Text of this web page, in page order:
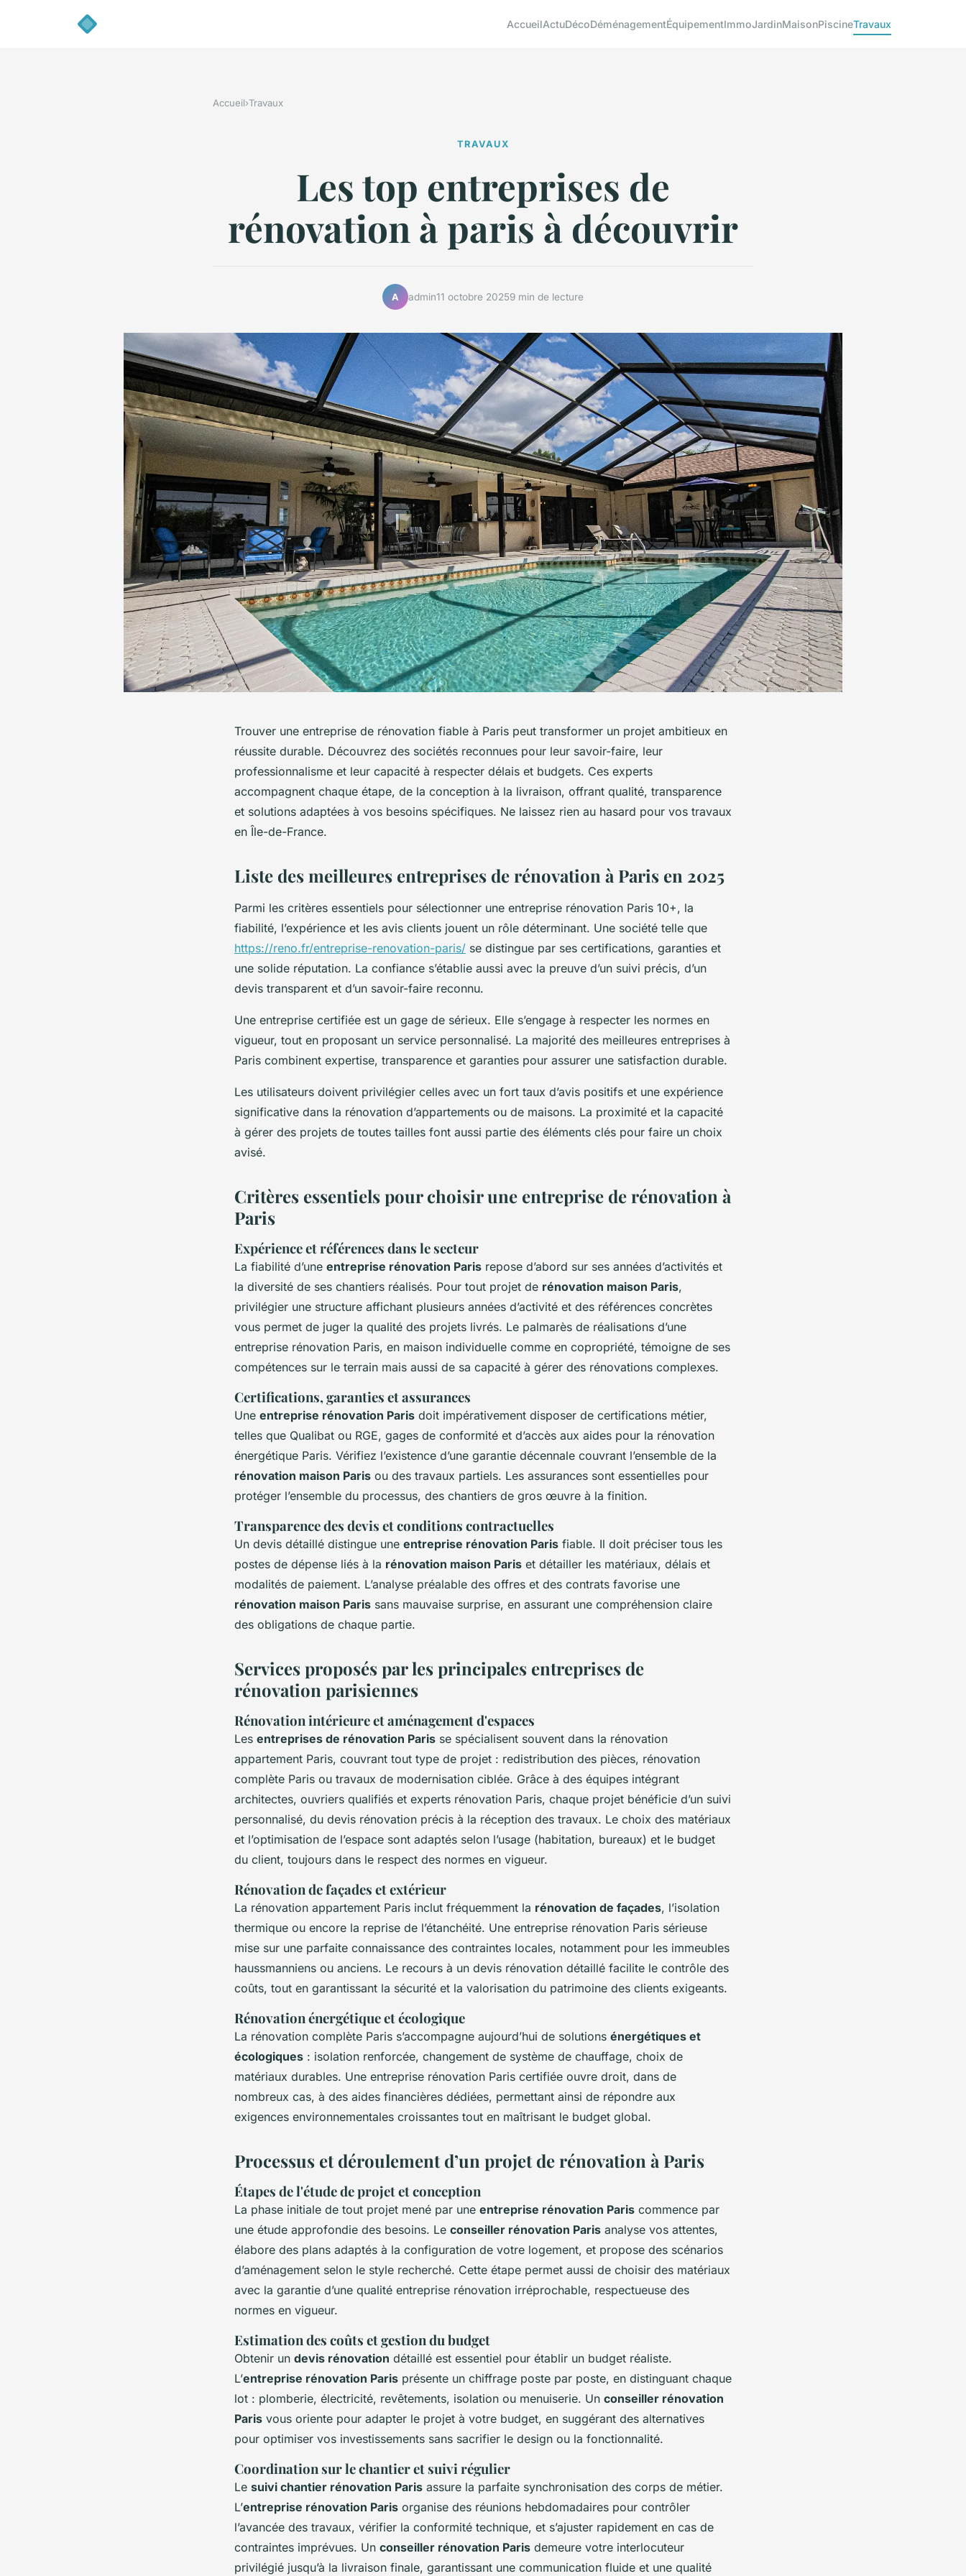
AccueilActuDécoDéménagementÉquipementImmoJardinMaisonPiscineTravaux
Accueil›Travaux
TRAVAUX
Les top entreprises de
rénovation à paris à découvrir
A admin11 octobre 20259 min de lecture
Trouver une entreprise de rénovation fiable à Paris peut transformer un projet ambitieux en
réussite durable. Découvrez des sociétés reconnues pour leur savoir-faire, leur
professionnalisme et leur capacité à respecter délais et budgets. Ces experts
accompagnent chaque étape, de la conception à la livraison, offrant qualité, transparence
et solutions adaptées à vos besoins spécifiques. Ne laissez rien au hasard pour vos travaux
en Île-de-France.
Liste des meilleures entreprises de rénovation à Paris en 2025
Parmi les critères essentiels pour sélectionner une entreprise rénovation Paris 10+, la
fiabilité, l’expérience et les avis clients jouent un rôle déterminant. Une société telle que
https://reno.fr/entreprise-renovation-paris/ se distingue par ses certifications, garanties et
une solide réputation. La confiance s’établie aussi avec la preuve d’un suivi précis, d’un
devis transparent et d’un savoir-faire reconnu.
Une entreprise certifiée est un gage de sérieux. Elle s’engage à respecter les normes en
vigueur, tout en proposant un service personnalisé. La majorité des meilleures entreprises à
Paris combinent expertise, transparence et garanties pour assurer une satisfaction durable.
Les utilisateurs doivent privilégier celles avec un fort taux d’avis positifs et une expérience
significative dans la rénovation d’appartements ou de maisons. La proximité et la capacité
à gérer des projets de toutes tailles font aussi partie des éléments clés pour faire un choix
avisé.
Critères essentiels pour choisir une entreprise de rénovation à
Paris
Expérience et références dans le secteur
La fiabilité d’une entreprise rénovation Paris repose d’abord sur ses années d’activités et
la diversité de ses chantiers réalisés. Pour tout projet de rénovation maison Paris,
privilégier une structure affichant plusieurs années d’activité et des références concrètes
vous permet de juger la qualité des projets livrés. Le palmarès de réalisations d’une
entreprise rénovation Paris, en maison individuelle comme en copropriété, témoigne de ses
compétences sur le terrain mais aussi de sa capacité à gérer des rénovations complexes.
Certifications, garanties et assurances
Une entreprise rénovation Paris doit impérativement disposer de certifications métier,
telles que Qualibat ou RGE, gages de conformité et d’accès aux aides pour la rénovation
énergétique Paris. Vérifiez l’existence d’une garantie décennale couvrant l’ensemble de la
rénovation maison Paris ou des travaux partiels. Les assurances sont essentielles pour
protéger l’ensemble du processus, des chantiers de gros œuvre à la finition.
Transparence des devis et conditions contractuelles
Un devis détaillé distingue une entreprise rénovation Paris fiable. Il doit préciser tous les
postes de dépense liés à la rénovation maison Paris et détailler les matériaux, délais et
modalités de paiement. L’analyse préalable des offres et des contrats favorise une
rénovation maison Paris sans mauvaise surprise, en assurant une compréhension claire
des obligations de chaque partie.
Services proposés par les principales entreprises de
rénovation parisiennes
Rénovation intérieure et aménagement d'espaces
Les entreprises de rénovation Paris se spécialisent souvent dans la rénovation
appartement Paris, couvrant tout type de projet : redistribution des pièces, rénovation
complète Paris ou travaux de modernisation ciblée. Grâce à des équipes intégrant
architectes, ouvriers qualifiés et experts rénovation Paris, chaque projet bénéficie d’un suivi
personnalisé, du devis rénovation précis à la réception des travaux. Le choix des matériaux
et l’optimisation de l’espace sont adaptés selon l’usage (habitation, bureaux) et le budget
du client, toujours dans le respect des normes en vigueur.
Rénovation de façades et extérieur
La rénovation appartement Paris inclut fréquemment la rénovation de façades, l’isolation
thermique ou encore la reprise de l’étanchéité. Une entreprise rénovation Paris sérieuse
mise sur une parfaite connaissance des contraintes locales, notamment pour les immeubles
haussmanniens ou anciens. Le recours à un devis rénovation détaillé facilite le contrôle des
coûts, tout en garantissant la sécurité et la valorisation du patrimoine des clients exigeants.
Rénovation énergétique et écologique
La rénovation complète Paris s’accompagne aujourd’hui de solutions énergétiques et
écologiques : isolation renforcée, changement de système de chauffage, choix de
matériaux durables. Une entreprise rénovation Paris certifiée ouvre droit, dans de
nombreux cas, à des aides financières dédiées, permettant ainsi de répondre aux
exigences environnementales croissantes tout en maîtrisant le budget global.
Processus et déroulement d’un projet de rénovation à Paris
Étapes de l'étude de projet et conception
La phase initiale de tout projet mené par une entreprise rénovation Paris commence par
une étude approfondie des besoins. Le conseiller rénovation Paris analyse vos attentes,
élabore des plans adaptés à la configuration de votre logement, et propose des scénarios
d’aménagement selon le style recherché. Cette étape permet aussi de choisir des matériaux
avec la garantie d’une qualité entreprise rénovation irréprochable, respectueuse des
normes en vigueur.
Estimation des coûts et gestion du budget
Obtenir un devis rénovation détaillé est essentiel pour établir un budget réaliste.
L’entreprise rénovation Paris présente un chiffrage poste par poste, en distinguant chaque
lot : plomberie, électricité, revêtements, isolation ou menuiserie. Un conseiller rénovation
Paris vous oriente pour adapter le projet à votre budget, en suggérant des alternatives
pour optimiser vos investissements sans sacrifier le design ou la fonctionnalité.
Coordination sur le chantier et suivi régulier
Le suivi chantier rénovation Paris assure la parfaite synchronisation des corps de métier.
L’entreprise rénovation Paris organise des réunions hebdomadaires pour contrôler
l’avancée des travaux, vérifier la conformité technique, et s’ajuster rapidement en cas de
contraintes imprévues. Un conseiller rénovation Paris demeure votre interlocuteur
privilégié jusqu’à la livraison finale, garantissant une communication fluide et une qualité